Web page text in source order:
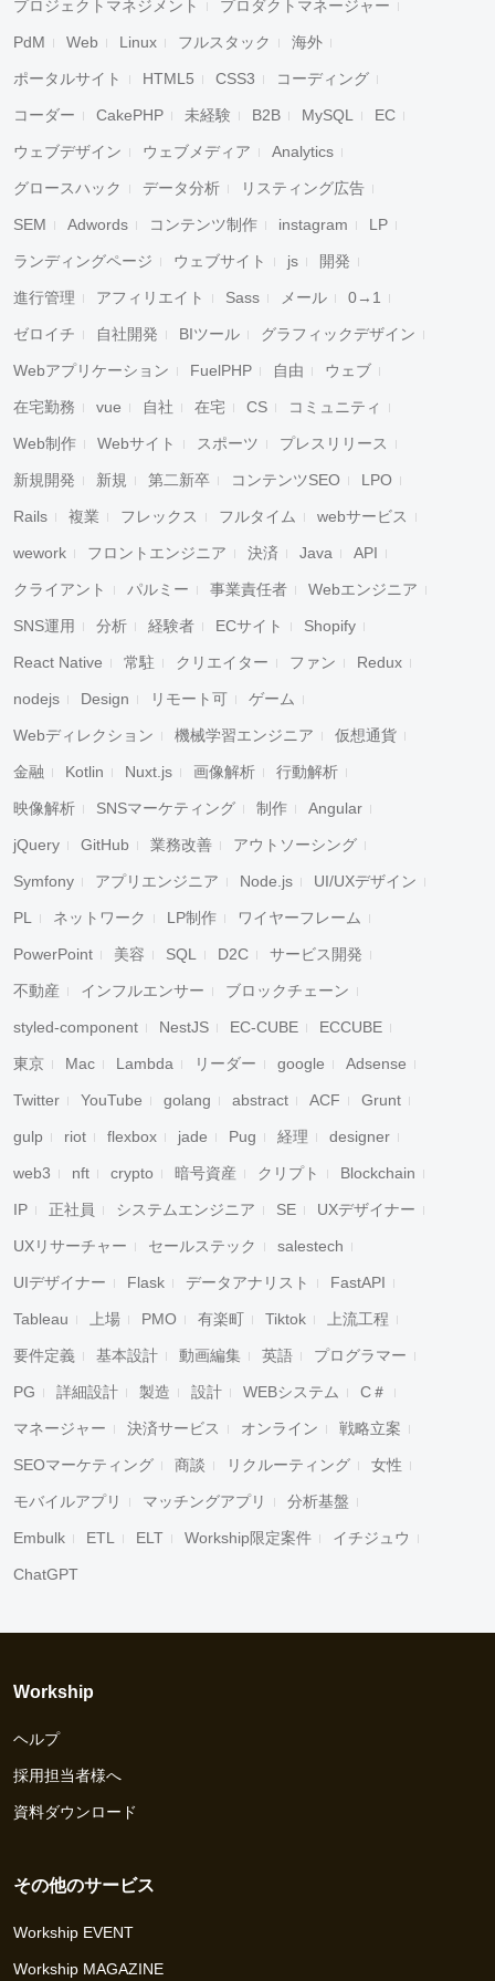
プロジェクトマネジメント プロダクトマネージャー
PdM Web Linux フルスタック 海外
ポータルサイト HTML5 CSS3 コーディング
コーダー CakePHP 未経験 B2B MySQL EC
ウェブデザイン ウェブメディア Analytics
グロースハック データ分析 リスティング広告
SEM Adwords コンテンツ制作 instagram LP
ランディングページ ウェブサイト js 開発
進行管理 アフィリエイト Sass メール 0→1
ゼロイチ 自社開発 BIツール グラフィックデザイン
Webアプリケーション FuelPHP 自由 ウェブ
在宅勤務 vue 自社 在宅 CS コミュニティ
Web制作 Webサイト スポーツ プレスリリース
新規開発 新規 第二新卒 コンテンツSEO LPO
Rails 複業 フレックス フルタイム webサービス
wework フロントエンジニア 決済 Java API
クライアント パルミー 事業責任者 Webエンジニア
SNS運用 分析 経験者 ECサイト Shopify
React Native 常駐 クリエイター ファン Redux
nodejs Design リモート可 ゲーム
Webディレクション 機械学習エンジニア 仮想通貨
金融 Kotlin Nuxt.js 画像解析 行動解析
映像解析 SNSマーケティング 制作 Angular
jQuery GitHub 業務改善 アウトソーシング
Symfony アプリエンジニア Node.js UI/UXデザイン
PL ネットワーク LP制作 ワイヤーフレーム
PowerPoint 美容 SQL D2C サービス開発
不動産 インフルエンサー ブロックチェーン
styled-component NestJS EC-CUBE ECCUBE
東京 Mac Lambda リーダー google Adsense
Twitter YouTube golang abstract ACF Grunt
gulp riot flexbox jade Pug 経理 designer
web3 nft crypto 暗号資産 クリプト Blockchain
IP 正社員 システムエンジニア SE UXデザイナー
UXリサーチャー セールステック salestech
UIデザイナー Flask データアナリスト FastAPI
Tableau 上場 PMO 有楽町 Tiktok 上流工程
要件定義 基本設計 動画編集 英語 プログラマー
PG 詳細設計 製造 設計 WEBシステム C＃
マネージャー 決済サービス オンライン 戦略立案
SEOマーケティング 商談 リクルーティング 女性
モバイルアプリ マッチングアプリ 分析基盤
Embulk ETL ELT Workship限定案件 イチジュウ
ChatGPT
Workship
ヘルプ
採用担当者様へ
資料ダウンロード
その他のサービス
Workship EVENT
Workship MAGAZINE